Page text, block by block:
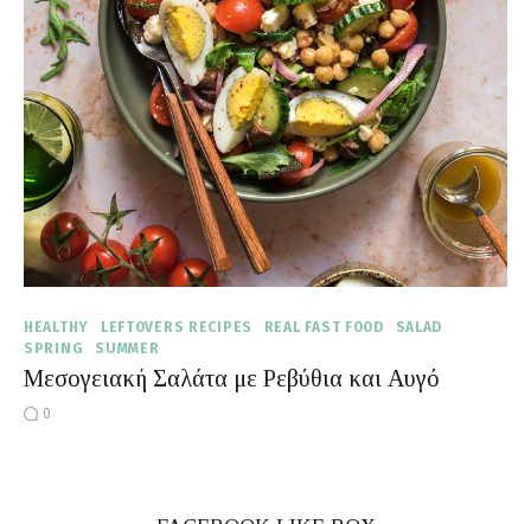
Moments of Mine
FAQ
HEALTHY LEFTOVERS RECIPES REAL FAST FOOD
SALAD
SPRING
SUMMER
Μεσογειακή Σαλάτα με Ρεβύθια και Αυγό
0